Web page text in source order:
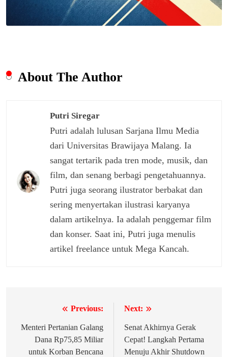
About The Author
Putri Siregar
Putri adalah lulusan Sarjana Ilmu Media
dari Universitas Brawijaya Malang. Ia
sangat tertarik pada tren mode, musik, dan
film, dan senang berbagi pengetahuannya.
Putri juga seorang ilustrator berbakat dan
sering menyertakan ilustrasi karyanya
dalam artikelnya. Ia adalah penggemar film
dan konser. Saat ini, Putri juga menulis
artikel freelance untuk Mega Kancah.
pos
Previous:
Menteri Pertanian Galang
Dana Rp75,85 Miliar
untuk Korban Bencana
Next:
Senat Akhirnya Gerak
Cepat! Langkah Pertama
Menuju Akhir Shutdown